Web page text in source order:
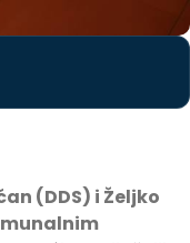
(DDS) i Željko